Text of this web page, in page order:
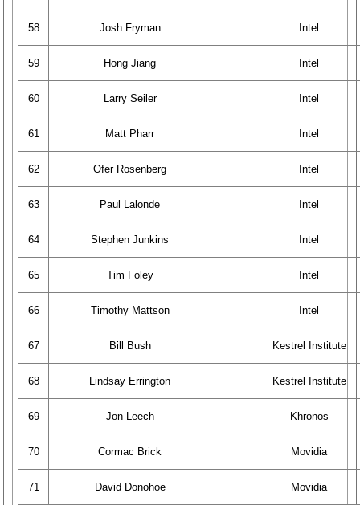
58 Josh Fryman Intel
59 Hong Jiang Intel
60 Larry Seiler Intel
61 Matt Pharr Intel
62 Ofer Rosenberg Intel
63 Paul Lalonde Intel
64 Stephen Junkins Intel
65 Tim Foley Intel
66 Timothy Mattson Intel
67 Bill Bush Kestrel Institute
68 Lindsay Errington Kestrel Institute
69 Jon Leech Khronos
70 Cormac Brick Movidia
71 David Donohoe Movidia